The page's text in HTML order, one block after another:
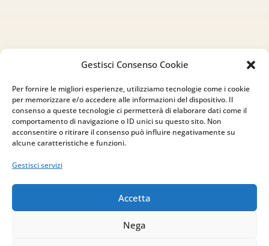
Gestisci Consenso Cookie
Per fornire le migliori esperienze, utilizziamo tecnologie come i cookie
per memorizzare e/o accedere alle informazioni del dispositivo. Il
consenso a queste tecnologie ci permetterà di elaborare dati come il
comportamento di navigazione o ID unici su questo sito. Non
acconsentire o ritirare il consenso può influire negativamente su
alcune caratteristiche e funzioni.
Gestisci servizi
Accetta
Nega